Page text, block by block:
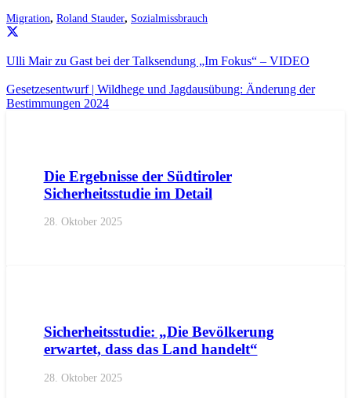
Migration, Roland Stauder, Sozialmissbrauch
Ulli Mair zu Gast bei der Talksendung „Im Fokus“ – VIDEO
Gesetzesentwurf | Wildhege und Jagdausübung: Änderung der
Bestimmungen 2024
Die Ergebnisse der Südtiroler
Sicherheitsstudie im Detail
28. Oktober 2025
Sicherheitsstudie: „Die Bevölkerung
erwartet, dass das Land handelt“
28. Oktober 2025